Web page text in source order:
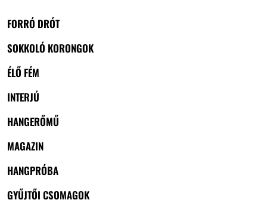
FORRÓ DRÓT
SOKKOLÓ KORONGOK
ÉLŐ FÉM
INTERJÚ
HANGERŐMŰ
MAGAZIN
HANGPRÓBA
GYŰJTŐI CSOMAGOK